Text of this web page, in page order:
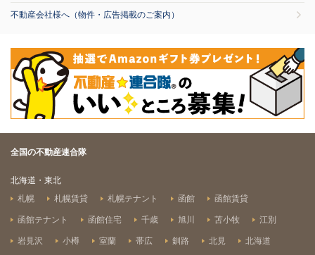
不動産会社様へ（物件・広告掲載のご案内）
全国の不動産連合隊
北海道・東北
札幌
札幌賃貸 札幌テナント 函館 函館賃貸
函館テナント 函館住宅 千歳 旭川 苫小牧 江別
岩見沢 小樽 室蘭 帯広 釧路 北見 北海道